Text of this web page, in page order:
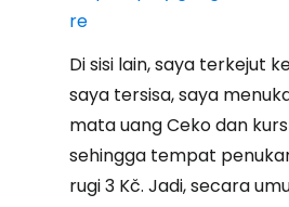
re
Di sisi lain, saya terkejut
saya tersisa, saya
mata uang Ceko dan
sehingga tempat
rugi 3 Kč. Jadi, secara